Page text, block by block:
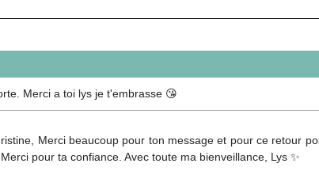
Merci a toi lys je t'embrasse 😘
Merci beaucoup pour ton message et pour ce retour
Merci pour ta confiance. Avec toute ma bienveillance, Lys ✨